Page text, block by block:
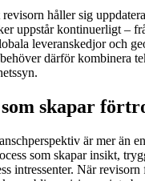
håller sig
uppstår kontinuerligt –
leveranskedjor och
därför kombinera
skapar
är mer än
som skapar insikt,
intressenter. När revisorn